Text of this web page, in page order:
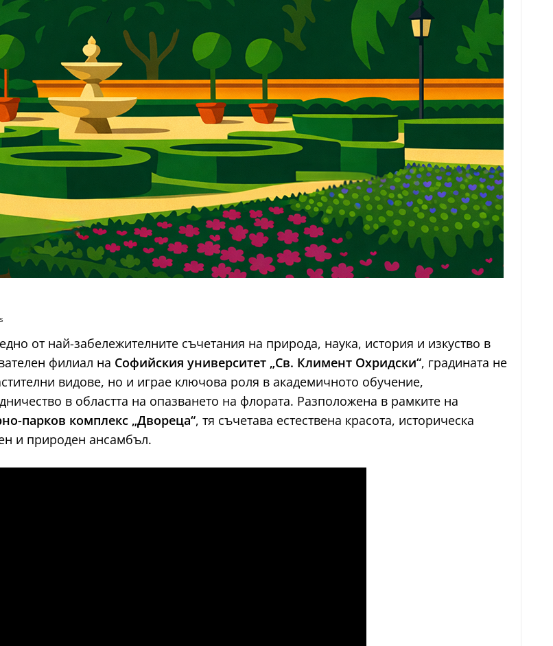
от най-забележителните съчетания на природа, наука, история и изкуство в
филиал на Софийския университет „Св. Климент Охридски“, градината не
видове, но и играе ключова роля в академичното обучение,
в областта на опазването на флората. Разположена в рамките на
парков комплекс „Двореца“, тя съчетава естествена красота, историческа
и природен ансамбъл.